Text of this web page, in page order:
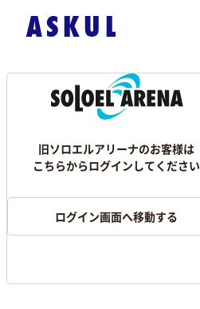
旧ソロエルアリーナのお客様は
こちらからログインしてください
ログイン画面へ移動する